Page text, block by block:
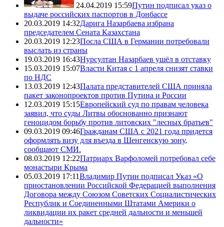
24.04.2019 15:59Путин подписал указ о
выдаче российских паспортов в Донбассе
20.03.2019 14:32Дарига Назарбаева избрана
председателем Сената Казахстана
20.03.2019 12:23Посла США в Германии потребовали
выслать из страны
19.03.2019 16:43Нурсултан Назарбаев ушёл в отставку
15.03.2019 15:07Власти Китая с 1 апреля снизят ставки
по НДС
13.03.2019 12:43Палата представителей США приняла
пакет законопроектов против Путина и России
12.03.2019 15:15Европейский суд по правам человека
заявил, что суды Литвы обоснованно признают
геноцидом борьбу против литовских "лесных братьев"
09.03.2019 09:46Гражданам США с 2021 года придется
оформлять визу для въезда в Шенгенскую зону,
сообщают СМИ.
08.03.2019 12:22Патриарх Варфоломей потребовал себе
монастыри Крыма
05.03.2019 17:11Владимир Путин подписал Указ «О
приостановлении Российской Федерацией выполнения
Договора между Союзом Советских Социалистических
Республик и Соединенными Штатами Америки о
ликвидации их ракет средней дальности и меньшей
дальности»